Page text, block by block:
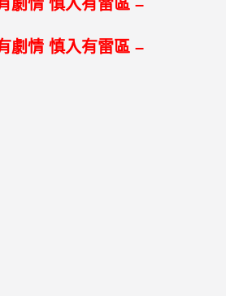
劇情 慎入有雷區 –
劇情 慎入有雷區 –